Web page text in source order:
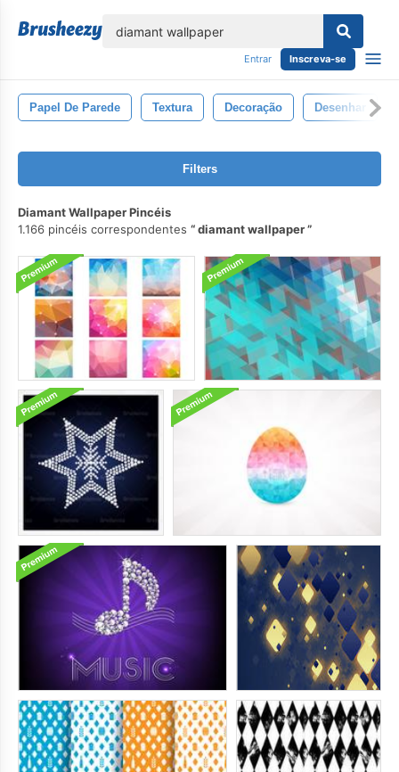
Entrar Inscreva-se
Papel De Parede Textura Decoração Desenhar
Filters
Diamant Wallpaper Pincéis
1.166 pincéis correspondentes
diamant wallpaper